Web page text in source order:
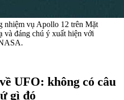
nhiệm vụ Apollo 12 trên Mặt
và đáng chú ý xuất hiện với
UFO: không có câu
gì đó